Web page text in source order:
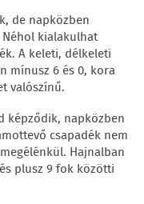
de napközben
kialakulhat
A keleti, délkeleti
mínusz 6 és 0, kora
valószínű.
képződik, napközben
csapadék nem
Hajnalban
plusz 9 fok közötti